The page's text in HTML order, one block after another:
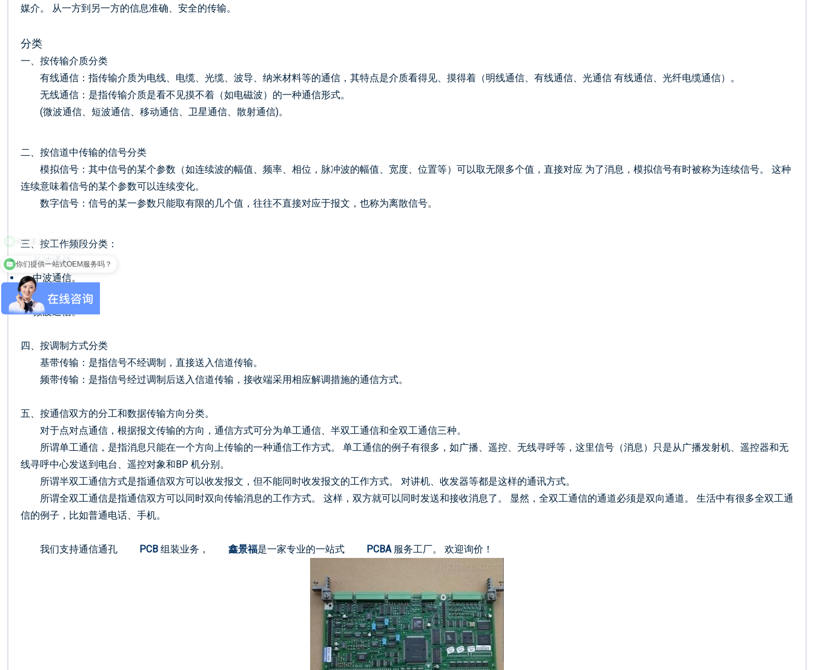
媒介。 从一方到另一方的信息准确、安全的传输。
分类
一、按传输介质分类
有线通信：指传输介质为电线、电缆、光缆、波导、纳米材料等的通信，其特点是介质看得见、摸得着（明线通信、有线通信、光通信 有线通信、光纤电缆通信）。
无线通信：是指传输介质是看不见摸不着（如电磁波）的一种通信形式。
(微波通信、短波通信、移动通信、卫星通信、散射通信)。
二、按信道中传输的信号分类
模拟信号：其中信号的某个参数（如连续波的幅值、频率、相位，脉冲波的幅值、宽度、位置等）可以取无限多个值，直接对应 为了消息，模拟信号有时被称为连续信号。 这种
连续意味着信号的某个参数可以连续变化。
数字信号：信号的某一参数只能取有限的几个值，往往不直接对应于报文，也称为离散信号。
三、按工作频段分类：
长波通信。
中波通信。
短波通信。
微波通信。
四、按调制方式分类
基带传输：是指信号不经调制，直接送入信道传输。
频带传输：是指信号经过调制后送入信道传输，接收端采用相应解调措施的通信方式。
五、按通信双方的分工和数据传输方向分类。
对于点对点通信，根据报文传输的方向，通信方式可分为单工通信、半双工通信和全双工通信三种。
所谓单工通信，是指消息只能在一个方向上传输的一种通信工作方式。 单工通信的例子有很多，如广播、遥控、无线寻呼等，这里信号（消息）只是从广播发射机、遥控器和无
线寻呼中心发送到电台、遥控对象和BP 机分别。
所谓半双工通信方式是指通信双方可以收发报文，但不能同时收发报文的工作方式。 对讲机、收发器等都是这样的通讯方式。
所谓全双工通信是指通信双方可以同时双向传输消息的工作方式。 这样，双方就可以同时发送和接收消息了。 显然，全双工通信的通道必须是双向通道。 生活中有很多全双工通
信的例子，比如普通电话、手机。
我们支持通信通孔 PCB 组装业务， 鑫景福是一家专业的一站式 PCBA服务工厂。 欢迎询价！
你们提供一站式OEM服务吗？